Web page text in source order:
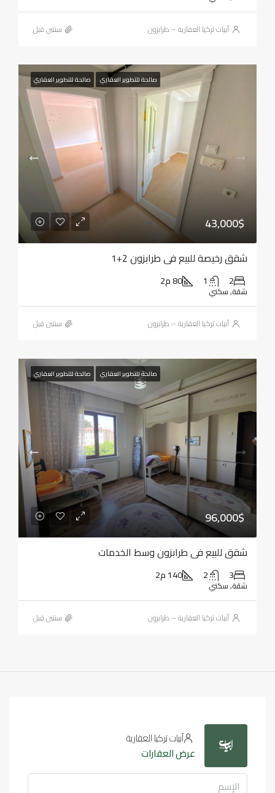
أبيات تركيا العقارية – طرابزون ‏سنتين قبل
صالحة للتطوير العقاري صالحة للتطوير العقاري
43,000$
شقق رخيصة للبيع في طرابزون 2+1
2
1 80 م2
شقة, سكني
أبيات تركيا العقارية – طرابزون ‏سنتين قبل
صالحة للتطوير العقاري صالحة للتطوير العقاري
96,000$
شقق للبيع في طرابزون وسط الخدمات
3
2 140 م2
شقة, سكني
أبيات تركيا العقارية – طرابزون ‏سنتين قبل
أبيات تركيا العقارية
عرض العقارات